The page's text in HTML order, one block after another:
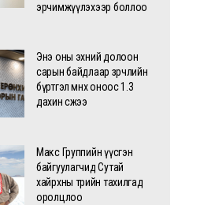
эрчимжүүлэхээр боллоо
Энэ оны эхний долоон
сарын байдлаар зөрчлийн
бүртгэл өмнөх оноос 1.3
дахин өсжээ
Макс Группийн үүсгэн
байгуулагчид Сутай
хайрхны төрийн тахилгад
оролцлоо